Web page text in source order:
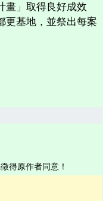
畫」取得良好成效
更基地，並祭出每案
得原作者同意！